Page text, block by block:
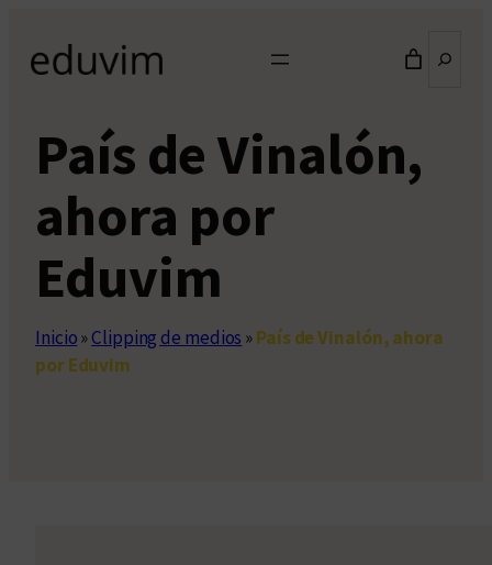
contenido
País de Vinalón,
ahora por
Eduvim
Inicio»Clipping de medios »País de Vinalón, ahora
por Eduvim